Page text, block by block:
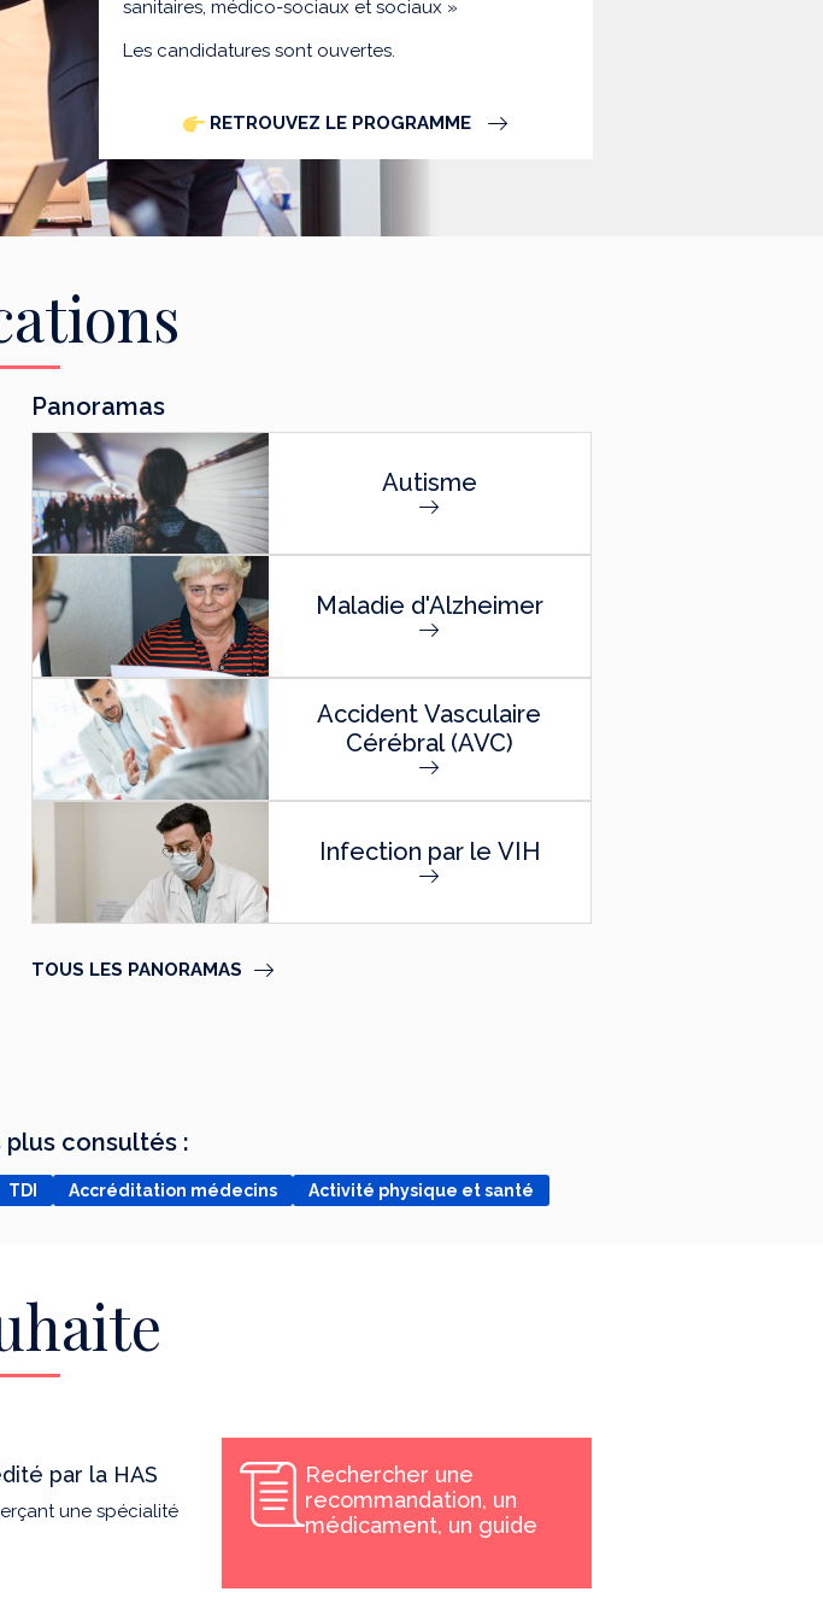
sanitaires, médico-sociaux et sociaux »
Les candidatures sont ouvertes.
RETROUVEZ LE PROGRAMME
Panoramas
Autisme
Maladie d'Alzheimer
Accident Vasculaire
Cérébral (AVC)
Infection par le VIH
TOUS LES PANORAMAS
consultés :
TDI Accréditation médecins Activité physique et santé
par la HAS
une spécialité
Rechercher une
recommandation, un
médicament, un guide